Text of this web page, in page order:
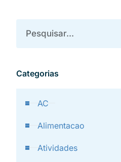
Categorias
AC
Alimentacao
Atividades